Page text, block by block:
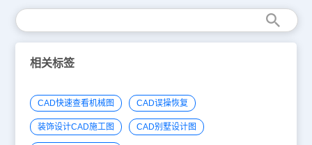
相关标签
CAD快速查看机械图 CAD误操恢复
装饰设计CAD施工图 CAD别墅设计图